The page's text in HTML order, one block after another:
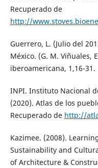
Recuperado de
http://
Guerrero, L. (Julio del
México. (G. M. Viñuales,
iberoamericana, 1,16-31.
INPI. Instituto Nacional
(2020). Atlas de los
Recuperado de http://
Kazimee. (2008).
Sustainability and
of Architecture &